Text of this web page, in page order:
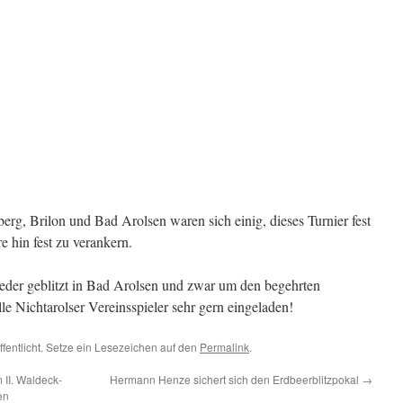
Brilon und Bad Arolsen waren sich einig, dieses Turnier fest
hin fest zu verankern.
geblitzt in Bad Arolsen und zwar um den begehrten
Nichtarolser Vereinsspieler sehr gern eingeladen!
Setze ein Lesezeichen auf den Permalink.
II. Waldeck-
Hermann Henze sichert sich den Erdbeerblitzpokal →